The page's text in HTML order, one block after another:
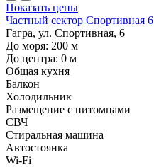
Показать цены
Частный сектор Спортивная 6
Гагра, ул. Спортивная, 6
До моря: 200 м
До центра: 0 м
Общая кухня
Балкон
Холодильник
Размещение с питомцами
СВЧ
Стиральная машина
Автостоянка
Wi-Fi